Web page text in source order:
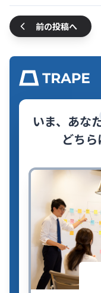
前の投稿へ
いま、あな
どち